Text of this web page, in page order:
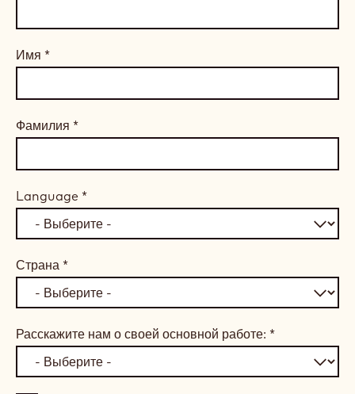
Имя *
Фамилия *
Language *
Страна *
Расскажите нам о своей основной работе: *